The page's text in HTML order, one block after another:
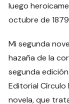
luego
octubre de
Mi segunda
hazaña de la
segunda
Editorial Círculo
novela, que